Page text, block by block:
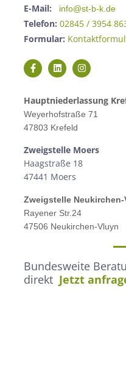
E-Mail: info@st-b-k.de
Telefon: 02845 / 3954
Formular:
Hauptniederlassung
Weyerhofstraße 71
47803 Krefeld
Zweigstelle Moers
Haagstraße 18
47441 Moers
Zweigstelle
Rayener Str.24
47506 Neukirchen-Vluyn
Bundesweite
direkt Jetzt